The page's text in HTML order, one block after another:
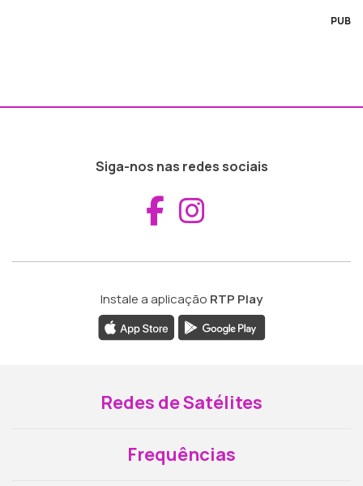
PUB
Siga-nos nas redes sociais
Aceder ao
Instale a aplicação RTP Play
Redes de Satélites
Frequências